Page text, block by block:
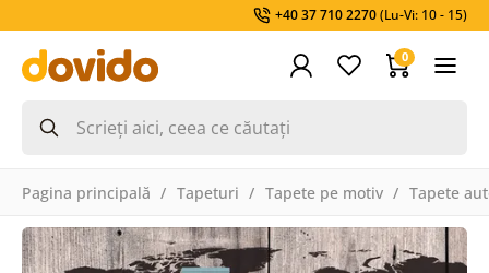
+40 37 710 2270(Lu-Vi: 10 - 15)
0
Pagina principală Tapeturi Tapete pe motiv Tapete